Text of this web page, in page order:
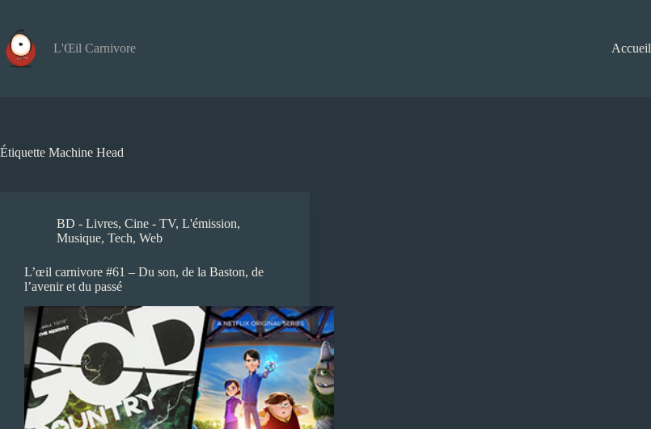
contenu
L'Œil Carnivore
Accueil
Étiquette Machine Head
BD - Livres, Cine - TV, L'émission,
Musique, Tech, Web
L’œil carnivore #61 – Du son, de la Baston, de
l’avenir et du passé